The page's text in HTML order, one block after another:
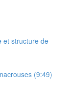
et structure de
(9:49)